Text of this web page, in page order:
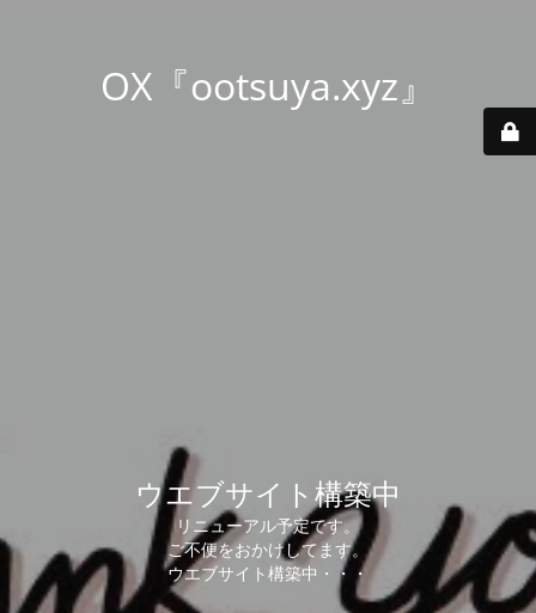
OX『ootsuya.xyz』
ウエブサイト構築中
リニューアル予定です。
ご不便をおかけしてます。
ウエブサイト構築中・・・